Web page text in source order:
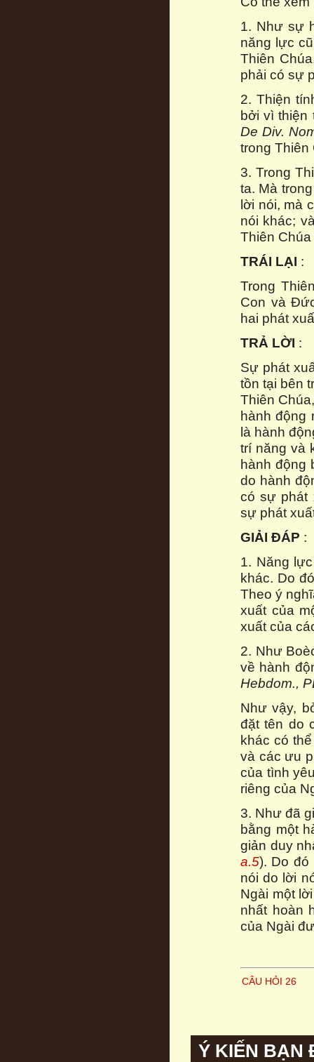
1. Như sự
năng lực
Thiên
phải có sự
2. Thiện
bởi vì thiện
De Div.
trong Thiên
3. Trong
ta. Mà
lời nói, mà
nói khác;
Thiên
TRÁI LẠI :
Trong
Con và
hai phát
TRẢ LỜI :
Sự phát
tồn tại bên
Thiên
hành động
là hành
trí năng và
hành động
do hành
có sự phát
sự phát
GIẢI ĐÁP :
1. Năng
khác. Do
Theo ý
xuất của
xuất của
2. Như
về hành
Hebdom.,
Như vậy,
đặt tên do
khác có
và các ưu
của tình
riêng của
3. Như đã
bằng một
giản duy
a.5). Do đó
nói do lời
Ngài một
nhất hoàn
của Ngài
CÂU HỎI 26
Ý KIẾN BẠN